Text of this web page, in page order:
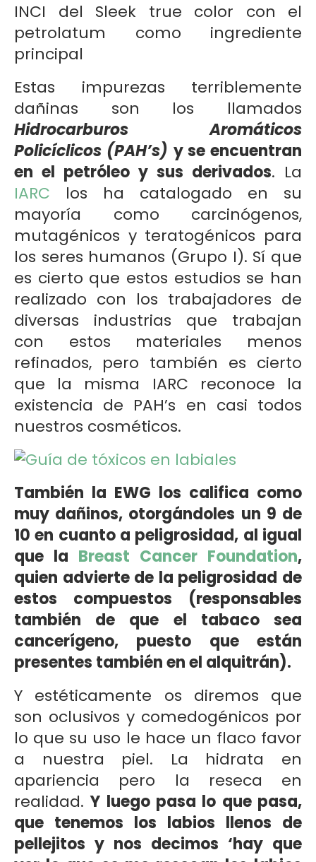
INCI del Sleek true color con el
petrolatum como ingrediente
principal
Estas impurezas terriblemente
dañinas son los llamados
Hidrocarburos Aromáticos
Policíclicos (PAH’s) y se encuentran
en el petróleo y sus derivados. La
IARC los ha catalogado en su
mayoría como carcinógenos,
mutagénicos y teratogénicos para
los seres humanos (Grupo I). Sí que
es cierto que estos estudios se han
realizado con los trabajadores de
diversas industrias que trabajan
con estos materiales menos
refinados, pero también es cierto
que la misma IARC reconoce la
existencia de PAH’s en casi todos
nuestros cosméticos.
También la EWG los califica como
muy dañinos, otorgándoles un 9 de
10 en cuanto a peligrosidad, al igual
que la Breast Cancer Foundation,
quien advierte de la peligrosidad de
estos compuestos (responsables
también de que el tabaco sea
cancerígeno, puesto que están
presentes también en el alquitrán).
Y estéticamente os diremos que
son oclusivos y comedogénicos por
lo que su uso le hace un flaco favor
a nuestra piel. La hidrata en
apariencia pero la reseca en
realidad.Y luego pasa lo que pasa,
que tenemos los labios llenos de
pellejitos y nos decimos ‘hay que